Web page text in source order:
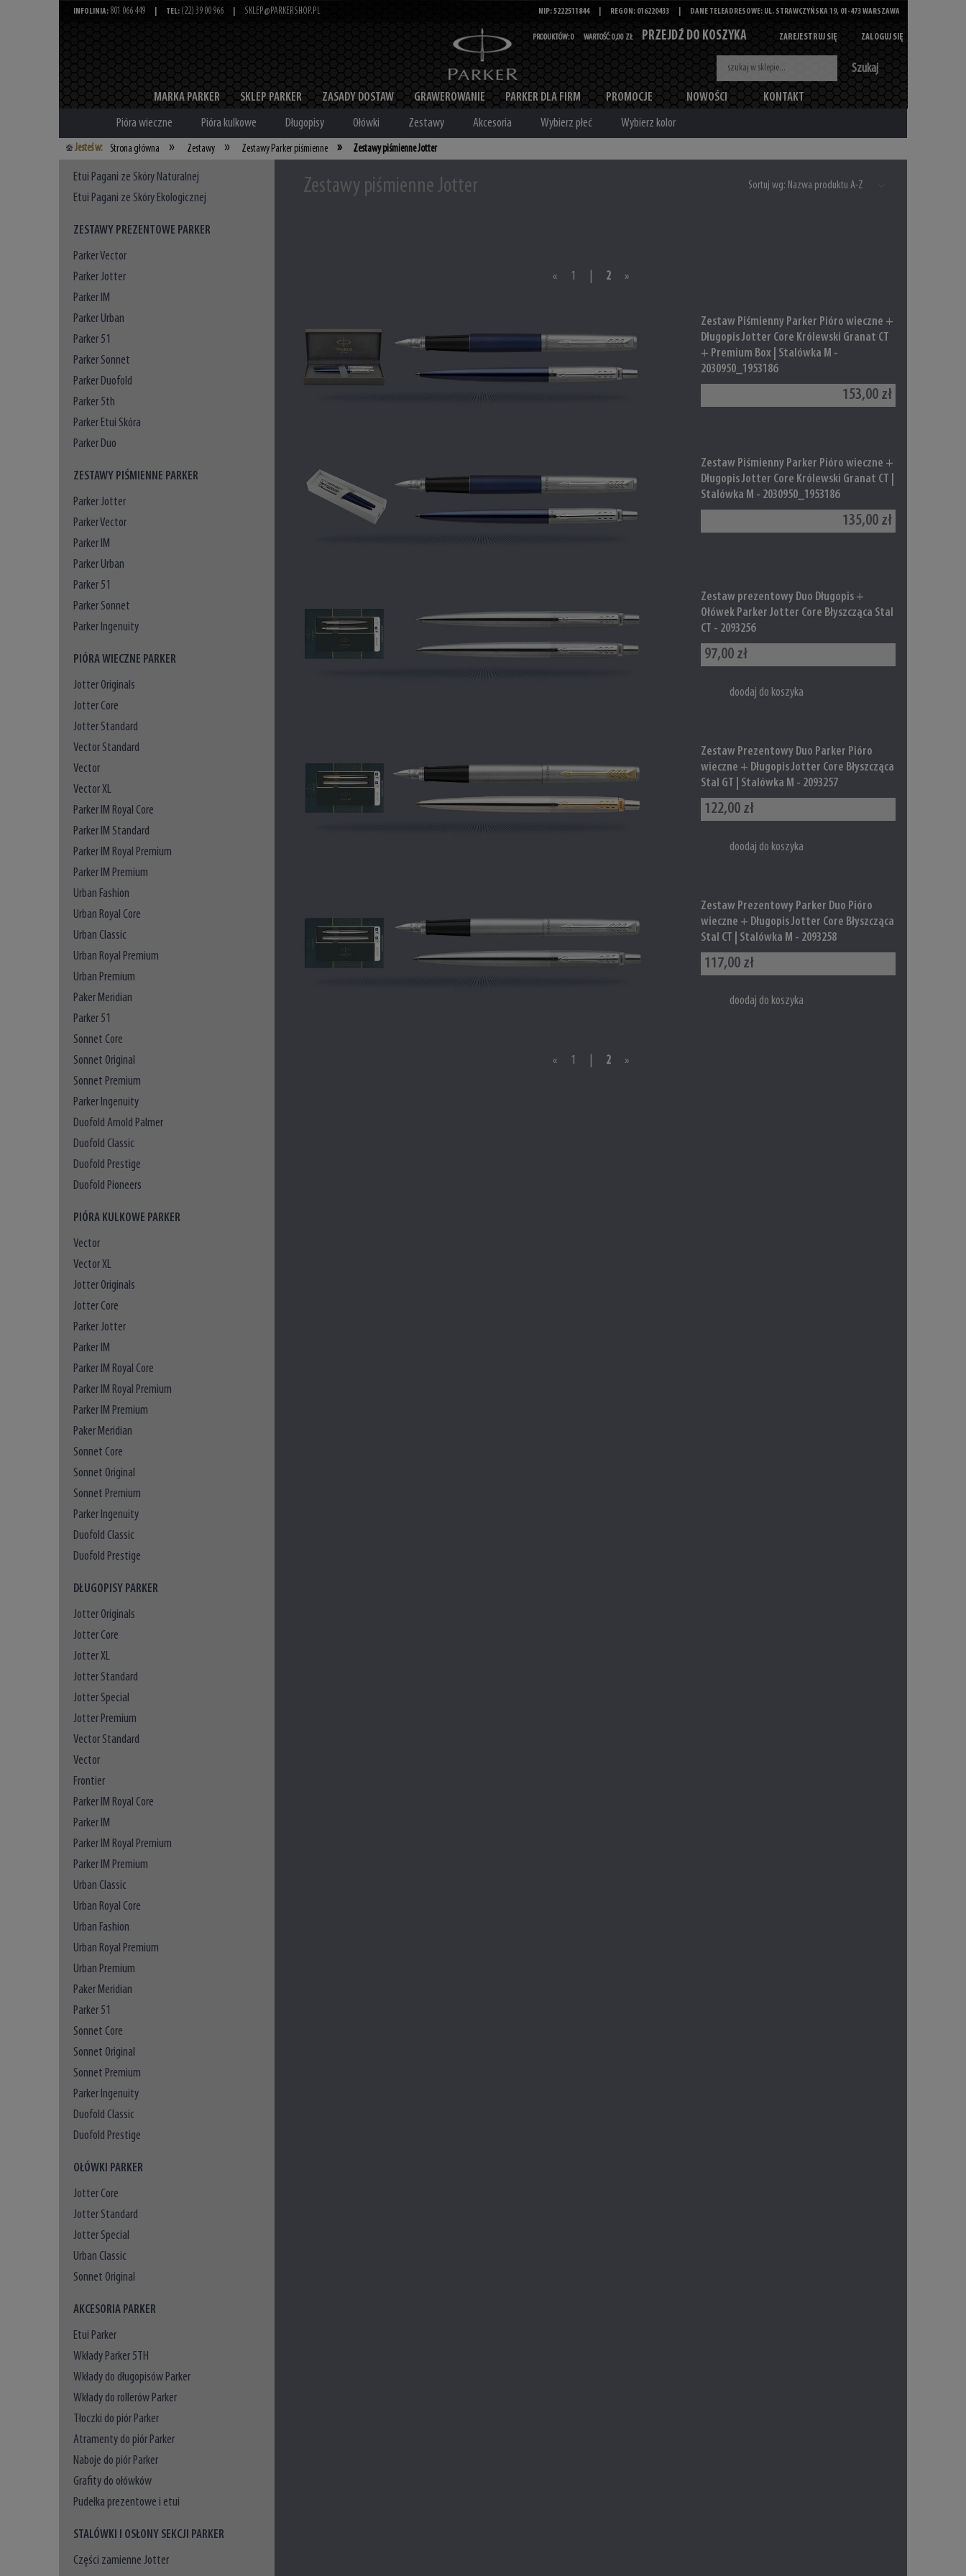
Szukaj
MARKA PARKER SKLEP PARKER ZASADY DOSTAW GRAWEROWANIE PARKER DLA FIRM PROMOCJE NOWOŚCI KONTAKT
ZAREJESTRUJ SIĘ ZALOGUJ SIĘ
PRODUKTÓW:0 WARTOŚĆ:0,00 ZŁ PRZEJDŹ DO KOSZYKA
INFOLINIA: 801 066 449 TEL: (22) 39 00 966 SKLEP@PARKERSHOP.PL NIP: 5222511844 REGON: 016220433 DANE TELEADRESOWE: UL. STRAWCZYŃSKA 19, 01-473 WARSZAWA
Pióra wieczne Pióra kulkowe Długopisy Ołówki Zestawy Akcesoria Wybierz płeć Wybierz kolor
Jesteś w: Strona główna » Zestawy » Zestawy Parker piśmienne » Zestawy piśmienne Jotter
Etui Pagani ze Skóry Naturalnej
Etui Pagani ze Skóry Ekologicznej
ZESTAWY PREZENTOWE PARKER
Parker Vector
Parker Jotter
Parker IM
Parker Urban
Parker 51
Parker Sonnet
Parker Duofold
Parker 5th
Parker Etui Skóra
Parker Duo
ZESTAWY PIŚMIENNE PARKER
Parker Jotter
Parker Vector
Parker IM
Parker Urban
Parker 51
Parker Sonnet
Parker Ingenuity
PIÓRA WIECZNE PARKER
Jotter Originals
Jotter Core
Jotter Standard
Vector Standard
Vector
Vector XL
Parker IM Royal Core
Parker IM Standard
Parker IM Royal Premium
Parker IM Premium
Urban Fashion
Urban Royal Core
Urban Classic
Urban Royal Premium
Urban Premium
Paker Meridian
Parker 51
Sonnet Core
Sonnet Original
Sonnet Premium
Parker Ingenuity
Duofold Arnold Palmer
Duofold Classic
Duofold Prestige
Duofold Pioneers
PIÓRA KULKOWE PARKER
Vector
Vector XL
Jotter Originals
Jotter Core
Parker Jotter
Parker IM
Parker IM Royal Core
Parker IM Royal Premium
Parker IM Premium
Paker Meridian
Sonnet Core
Sonnet Original
Sonnet Premium
Parker Ingenuity
Duofold Classic
Duofold Prestige
DŁUGOPISY PARKER
Jotter Originals
Jotter Core
Jotter XL
Jotter Standard
Jotter Special
Jotter Premium
Vector Standard
Vector
Frontier
Parker IM Royal Core
Parker IM
Parker IM Royal Premium
Parker IM Premium
Urban Classic
Urban Royal Core
Urban Fashion
Urban Royal Premium
Urban Premium
Paker Meridian
Parker 51
Sonnet Core
Sonnet Original
Sonnet Premium
Parker Ingenuity
Duofold Classic
Duofold Prestige
OŁÓWKI PARKER
Jotter Core
Jotter Standard
Jotter Special
Urban Classic
Sonnet Original
AKCESORIA PARKER
Etui Parker
Wkłady Parker 5TH
Wkłady do długopisów Parker
Wkłady do rollerów Parker
Tłoczki do piór Parker
Atramenty do piór Parker
Naboje do piór Parker
Grafity do ołówków
Pudełka prezentowe i etui
STALÓWKI I OSŁONY SEKCJI PARKER
Części zamienne Jotter
Zestawy piśmienne Jotter Sortuj wg: Nazwa produktu A-Z
« 1 2 »
Zestaw Piśmienny Parker Pióro wieczne +
Długopis Jotter Core Królewski Granat CT
+ Premium Box | Stalówka M -
2030950_1953186
153,00 zł
Zestaw Piśmienny Parker Pióro wieczne +
Długopis Jotter Core Królewski Granat CT |
Stalówka M - 2030950_1953186
135,00 zł
Zestaw prezentowy Duo Długopis +
Ołówek Parker Jotter Core Błyszcząca Stal
CT - 2093256
97,00 zł
doodaj do koszyka
Zestaw Prezentowy Duo Parker Pióro
wieczne + Długopis Jotter Core Błyszcząca
Stal GT | Stalówka M - 2093257
122,00 zł
doodaj do koszyka
Zestaw Prezentowy Parker Duo Pióro
wieczne + Długopis Jotter Core Błyszcząca
Stal CT | Stalówka M - 2093258
117,00 zł
doodaj do koszyka
« 1 2 »